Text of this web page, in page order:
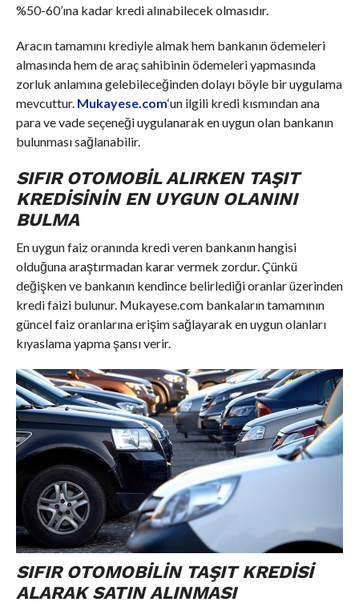
%50-60’ına kadar kredi alınabilecek olmasıdır.
Aracın tamamını krediyle almak hem bankanın ödemeleri
almasında hem de araç sahibinin ödemeleri yapmasında
zorluk anlamına gelebileceğinden dolayı böyle bir uygulama
mevcuttur. Mukayese.com‘un ilgili kredi kısmından ana
para ve vade seçeneği uygulanarak en uygun olan bankanın
bulunması sağlanabilir.
SIFIR OTOMOBIL ALIRKEN TAŞIT
KREDISININ EN UYGUN OLANINI
BULMA
En uygun faiz oranında kredi veren bankanın hangisi
olduğuna araştırmadan karar vermek zordur. Çünkü
değişken ve bankanın kendince belirlediği oranlar üzerinden
kredi faizi bulunur. Mukayese.com bankaların tamamının
güncel faiz oranlarına erişim sağlayarak en uygun olanları
kıyaslama yapma şansı verir.
SIFIR OTOMOBILIN TAŞIT KREDISI
ALARAK SATIN ALINMASI